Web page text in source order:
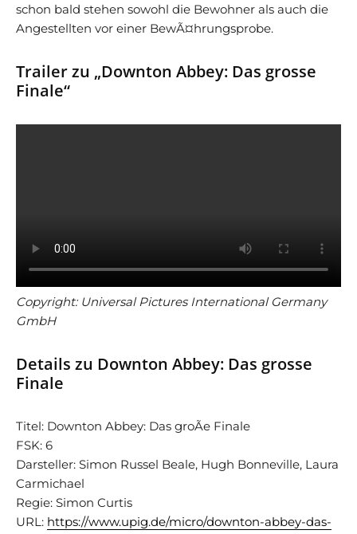
schon bald stehen sowohl die Bewohner als auch die
Angestellten vor einer BewÃ¤hrungsprobe.
Trailer zu „Downton Abbey: Das grosse
Finale“
Copyright: Universal Pictures International Germany
GmbH
Details zu Downton Abbey: Das grosse
Finale
Titel: Downton Abbey: Das groÃe Finale
FSK: 6
Darsteller: Simon Russel Beale, Hugh Bonneville, Laura
Carmichael
Regie: Simon Curtis
URL: https://www.upig.de/micro/downton-abbey-das-